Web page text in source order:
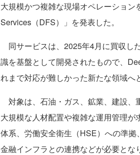
大規模かつ複雑な現場オペレーショ
Services（DFS）」を発表した。
同サービスは、2025年4月に買収し
識を基盤として開発されたもので、
れまで対応が難しかった新たな領域へ
対象は、石油・ガス、鉱業、建設、
大規模な人材配置や複雑な運用管理
体系、労働安全衛生（HSE）への準
金融インフラとの連携などが必要と